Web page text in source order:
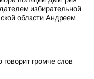
избирательной
области Андреем
говорит громче слов